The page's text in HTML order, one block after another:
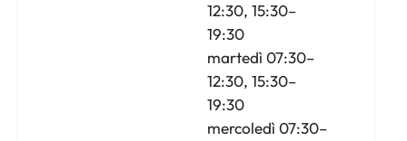
12:30, 15:30–
19:30
martedì 07:30–
12:30, 15:30–
19:30
mercoledì 07:30–